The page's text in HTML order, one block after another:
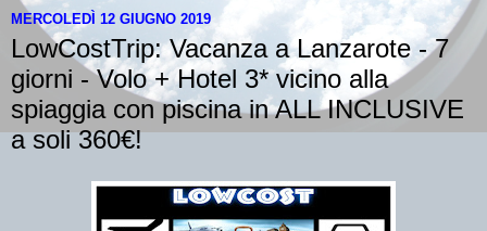
MERCOLEDÌ 12 GIUGNO 2019
LowCostTrip: Vacanza a Lanzarote - 7
giorni - Volo + Hotel 3* vicino alla
spiaggia con piscina in ALL INCLUSIVE
a soli 360€!